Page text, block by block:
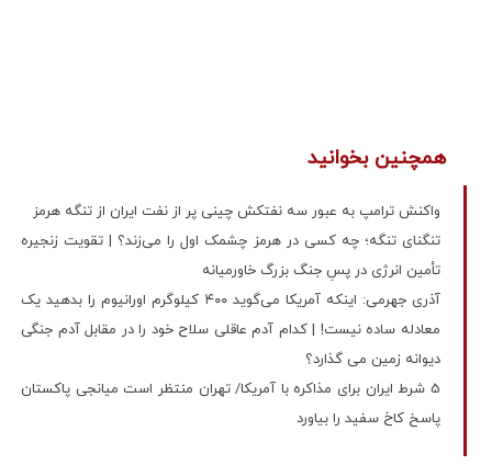
همچنین بخوانید
واکنش ترامپ به عبور سه نفتکش چینی پر از نفت ایران از تنگه هرمز
تنگنای تنگه؛ چه کسی در هرمز چشمک اول را می‌زند؟ | تقویت زنجیره
تأمین انرژی در پسِ جنگ بزرگ خاورمیانه
آذری جهرمی: اینکه آمریکا می‌گوید ۴۰۰ کیلوگرم اورانیوم را بدهید یک
معادله ساده نیست! | کدام آدم عاقلی سلاح خود را در مقابل آدم جنگی
دیوانه زمین می گذارد؟
5 شرط ایران برای مذاکره با آمریکا/ تهران منتظر است میانجی پاکستان
پاسخ کاخ سفید را بیاورد